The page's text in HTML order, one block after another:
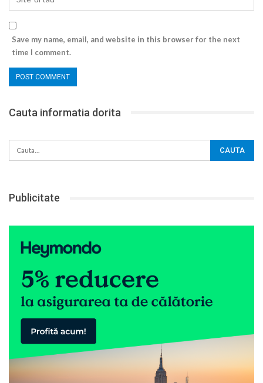
Save my name, email, and website in this browser for the next
time I comment.
Cauta informatia dorita
Publicitate